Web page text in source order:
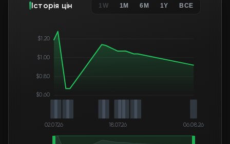
Історія цін 1W 1M 6M 1Y ВСЕ
$0.60
$0.80
$1.00
$1.20
02.07.26 18.07.26 06.08.26